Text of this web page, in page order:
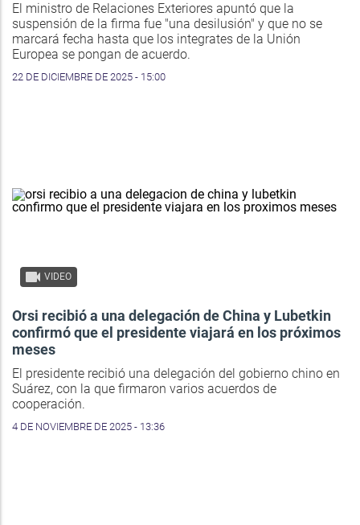
El ministro de Relaciones Exteriores apuntó que la
suspensión de la firma fue "una desilusión" y que no se
marcará fecha hasta que los integrates de la Unión
Europea se pongan de acuerdo.
22 DE DICIEMBRE DE 2025 - 15:00
VIDEO
Orsi recibió a una delegación de China y Lubetkin
confirmó que el presidente viajará en los próximos
meses
El presidente recibió una delegación del gobierno chino en
Suárez, con la que firmaron varios acuerdos de
cooperación.
4 DE NOVIEMBRE DE 2025 - 13:36